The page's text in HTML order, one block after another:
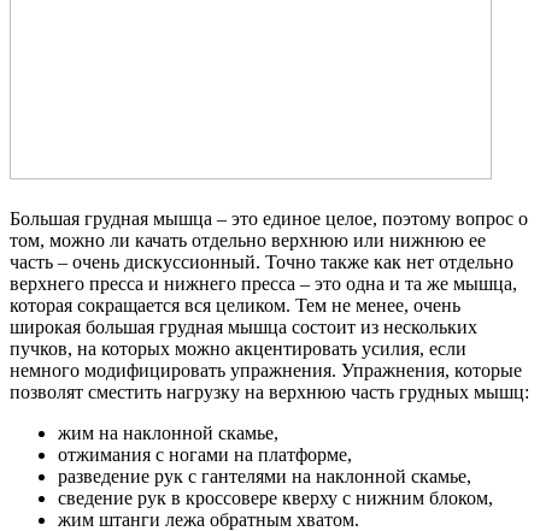
Большая грудная мышца – это единое целое, поэтому вопрос о
том, можно ли качать отдельно верхнюю или нижнюю ее
часть – очень дискуссионный. Точно также как нет отдельно
верхнего пресса и нижнего пресса – это одна и та же мышца,
которая сокращается вся целиком. Тем не менее, очень
широкая большая грудная мышца состоит из нескольких
пучков, на которых можно акцентировать усилия, если
немного модифицировать упражнения. Упражнения, которые
позволят сместить нагрузку на верхнюю часть грудных мышц:
жим на наклонной скамье,
отжимания с ногами на платформе,
разведение рук с гантелями на наклонной скамье,
сведение рук в кроссовере кверху с нижним блоком,
жим штанги лежа обратным хватом.